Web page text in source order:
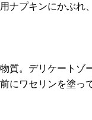
ナプキンにかぶ
質。デリケート
ワセリンを塗っ